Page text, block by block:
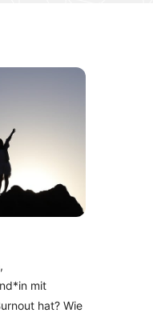
mit
hat? Wie